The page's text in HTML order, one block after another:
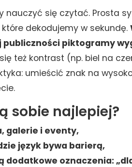
nauczyć się czytać. Prosta
dekodujemy w sekundę.
publiczności piktogramy
też kontrast (np. biel na
umieścić znak na
sobie najlepiej?
galerie i eventy,
język bywa barierą,
oznaczenia: